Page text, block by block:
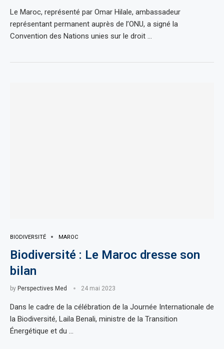
Le Maroc, représenté par Omar Hilale, ambassadeur
représentant permanent auprès de l’ONU, a signé la
Convention des Nations unies sur le droit …
BIODIVERSITÉ MAROC
Biodiversité : Le Maroc dresse son
bilan
by Perspectives Med 24 mai 2023
Dans le cadre de la célébration de la Journée Internationale de
la Biodiversité, Laila Benali, ministre de la Transition
Énergétique et du …